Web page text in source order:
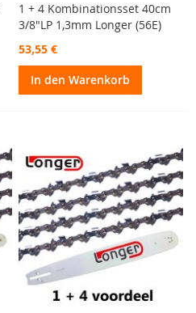
1 + 4 Kombinationsset 40cm
3/8"LP 1,3mm Longer (56E)
53,55 €
In den Warenkorb